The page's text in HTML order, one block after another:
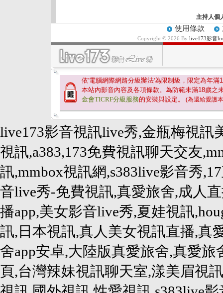
主持人個
使用條款
Copyright © 2026 By live173影音
依'電腦網際網路分級辦法'為限制級，限定為年滿
本站內影音內容及各項條款。為防範未滿18歲之
金會TICRF分級服務的安裝與設定。 (為還給愛護
live173影音視訊live秀,金瓶梅視訊
視訊,a383,173免費視訊聊天交友
訊,mmbox視訊網,s383live影音秀
音live秀-免費視訊,真愛旅舍,成人
播app,美女影音live秀,夏娃視訊
訊,日本視訊,真人美女視訊直播,真
舍app安卓,大陸版真愛旅舍,真愛
頁,台灣辣妹視訊聊天室,漾美眉視